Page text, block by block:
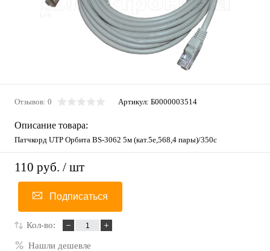
Отзывов: 0 Артикул: Б0000003514
Описание товара:
Патчкорд UTP Орбита BS-3062 5м (кат.5e,568,4 пары)/350с
110 руб. / шт
Подписаться
Кол-во:
Нашли дешевле